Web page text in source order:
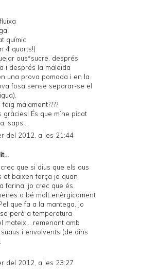
químic
4 quarts!)
ous*sucre, després
i després la maleïda
una prova pomada i en la
fosa sense separar-se el
malament????
gràcies! És que m’he picat
saps...
del 2012, a les 21:44
que si dius que els ous
et baixen força ja quan
farina, jo crec que és
o bé molt enèrgicament
que fa a la mantega, jo
però a temperatura
mateix... remenant amb
i envolvents (de dins
del 2012, a les 23:27